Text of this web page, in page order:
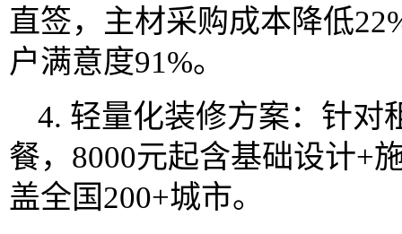
直签，主材采购成本降低
户满意度91%。
4. 轻量化装修方案：针对
餐，8000元起含基础设计+
盖全国200+城市。